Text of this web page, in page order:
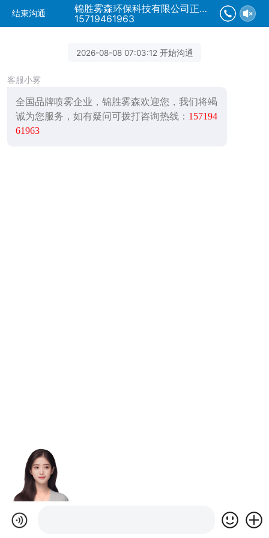
结束沟通
锦胜雾森环保科技有限公司正在为您服务
15719461963
2026-08-08 07:03:12 开始沟通
客服小雾
全国品牌喷雾企业，锦胜雾森欢迎您，我们将竭
诚为您服务，如有疑问可拨打咨询热线： 157194
61963